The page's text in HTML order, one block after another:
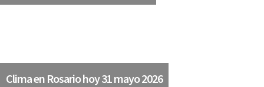
Clima en Rosario hoy 31 mayo 2026